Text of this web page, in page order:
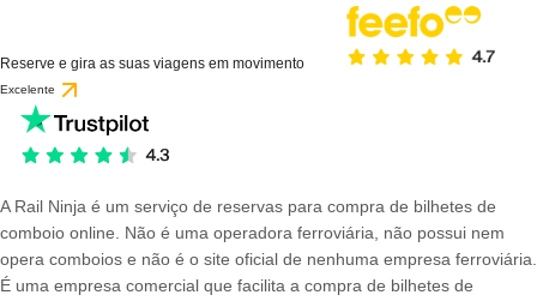
Reserve e gira as suas viagens em movimento
Excelente
A Rail Ninja é um serviço de reservas para compra de bilhetes de
comboio online. Não é uma operadora ferroviária, não possui nem
opera comboios e não é o site oficial de nenhuma empresa ferroviária.
É uma empresa comercial que facilita a compra de bilhetes de